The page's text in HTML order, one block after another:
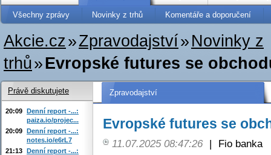
Všechny zprávy Novinky z trhů Komentáře a doporučení
Akcie.cz»Zpravodajství» Novinky z
trhů»Evropské futures se
Zpravodajství
Evropské futures se
11.07.2025 08:47:26 |
Fio banka
Právě diskutujete
20:09 Denní report -...:
paiza.io/projec...
20:09 Denní report -...:
notes.io/e6rL7
21:13 Denní report -...: